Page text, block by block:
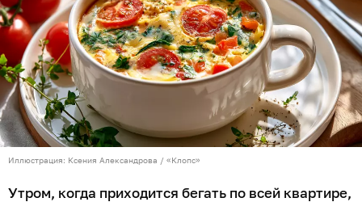
Иллюстрация: Ксения Александрова / «Клопс»
Утром, когда приходится бегать по всей квартире,